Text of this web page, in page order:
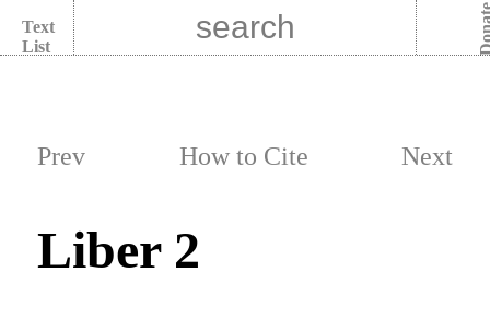
Text
List
Prev How to Cite Next
Liber 2